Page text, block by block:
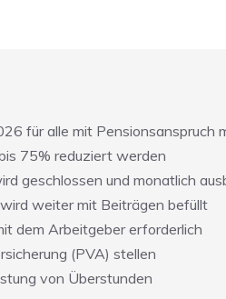
für alle mit Pensionsanspruch
75% reduziert werden
geschlossen und monatlich
weiter mit Beiträgen befüllt
dem Arbeitgeber erforderlich
(PVA) stellen
von Überstunden